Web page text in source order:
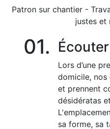
Patron sur chantier -
justes et
01. Écouter
Lors d’une
domicile, nos
et prennent
désidératas
sa forme, sa